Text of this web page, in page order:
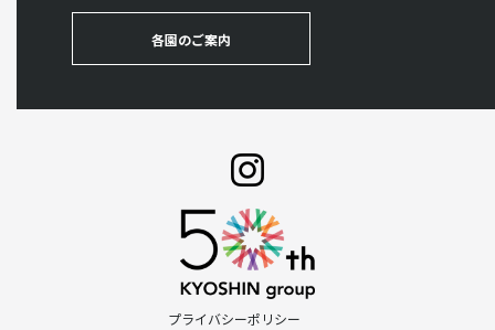
各園のご案内
プライバシーポリシー